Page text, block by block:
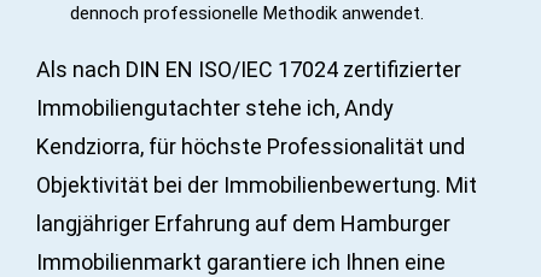
dennoch professionelle Methodik anwendet.
Als nach DIN EN ISO/IEC 17024 zertifizierter
Immobiliengutachter stehe ich, Andy
Kendziorra, für höchste Professionalität und
Objektivität bei der Immobilienbewertung. Mit
langjähriger Erfahrung auf dem Hamburger
Immobilienmarkt garantiere ich Ihnen eine